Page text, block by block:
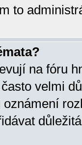
to
na fóru
velmi
oznámení